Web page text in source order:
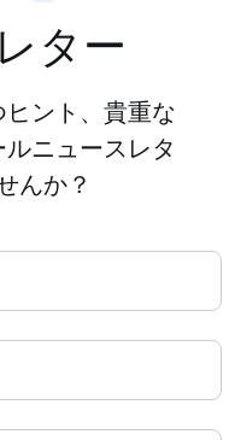
ター
ント、貴重な
ニュースレタ
んか？